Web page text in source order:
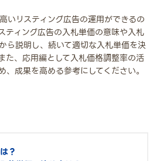
いリスティング広告の運用ができるの
ティング広告の入札単価の意味や入札
ら説明し、続いて適切な入札単価を決
た、応用編として入札価格調整率の活
成果を高める参考にしてください。
？